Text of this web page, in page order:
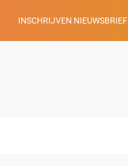
INSCHRIJVEN NIEUWSBRIEF